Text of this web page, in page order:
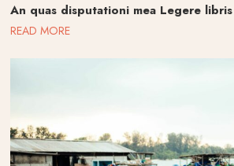
An quas disputationi mea Legere
READ MORE